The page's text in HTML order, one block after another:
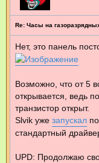
Re: Часы на
Нет, это панель
Возможно, что от 5
открывается, ведь
транзистор открыт.
Slvik уже запускал
стандартный
UPD: Продолжаю